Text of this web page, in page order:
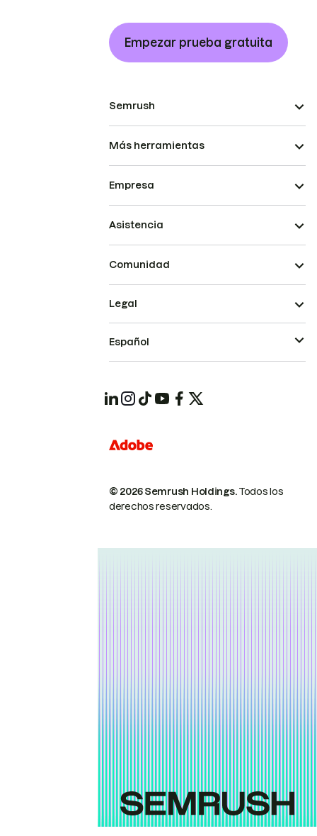
Empezar prueba gratuita
Semrush
Más herramientas
Empresa
Asistencia
Comunidad
© 2026 Semrush Holdings.Todos los
derechos reservados.
Legal
Español